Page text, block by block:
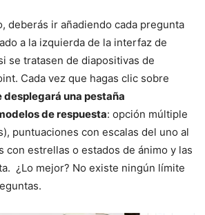
deberás ir añadiendo cada pregunta
a la izquierda de la interfaz de
se tratasen de diapositivas de
Cada vez que hagas clic sobre
desplegará una pestaña
de respuesta: opción múltiple
puntuaciones con escalas del uno al
con estrellas o estados de ánimo y las
¿Lo mejor? No existe ningún límite